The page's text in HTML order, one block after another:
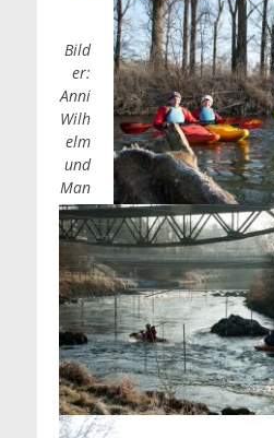
Bild
er:
Anni
Wilh
elm
und
Man